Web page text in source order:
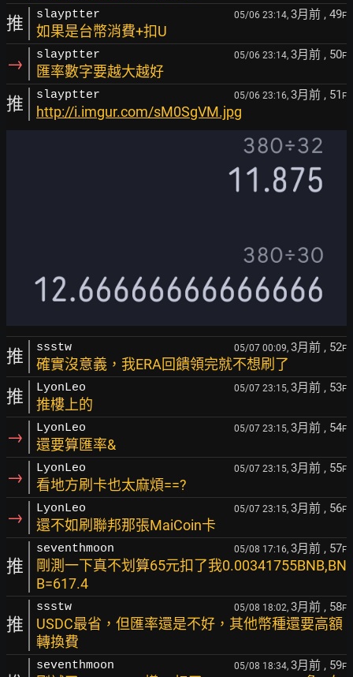
推 slayptter 05/06 23:14, 3月前 , 49F
如果是台幣消費+扣U
→ slayptter 05/06 23:14, 3月前 , 50F
匯率數字要越大越好
推 slayptter 05/06 23:16, 3月前 , 51 F
http://i.imgur.com/sM0SgVM.jpg
推 ssstw 05/07 00:09, 3月前 , 52F
確實沒意義，我ERA回饋領完就不想刷了
推 LyonLeo 05/07 23:15, 3月前 , 53F
推樓上的
→ LyonLeo 05/07 23:15, 3月前 , 54F
還要算匯率&
→ LyonLeo 05/07 23:15, 3月前 , 55F
看地方刷卡也太麻煩==?
→ LyonLeo 05/07 23:15, 3月前 , 56F
還不如刷聯邦那張MaiCoin卡
推
seventhmoon 05/08 17:16, 3月前 , 57F
剛測一下真不划算65元扣了我0.00341755BNB,BN
B=617.4
推
ssstw 05/08 18:02, 3月前 , 58F
USDC最省，但匯率還是不好，其他幣種還要高額
轉換費
seventhmoon 05/08 18:34, 3月前 , 59F